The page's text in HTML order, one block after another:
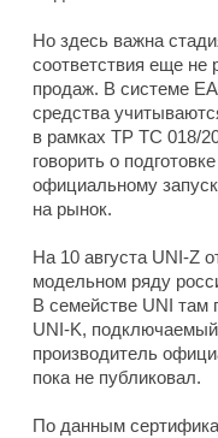
Но здесь важна
соответствия еще
продаж. В системе
средства
в рамках ТР ТС 018/
говорить о
официальному
на рынок.
На 10 августа UNI-Z
модельном ряду
В семействе UNI там
UNI-K,
производитель
пока не публиковал.
По данным